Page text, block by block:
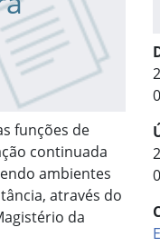
funções de
continuada
ambientes
através do
da